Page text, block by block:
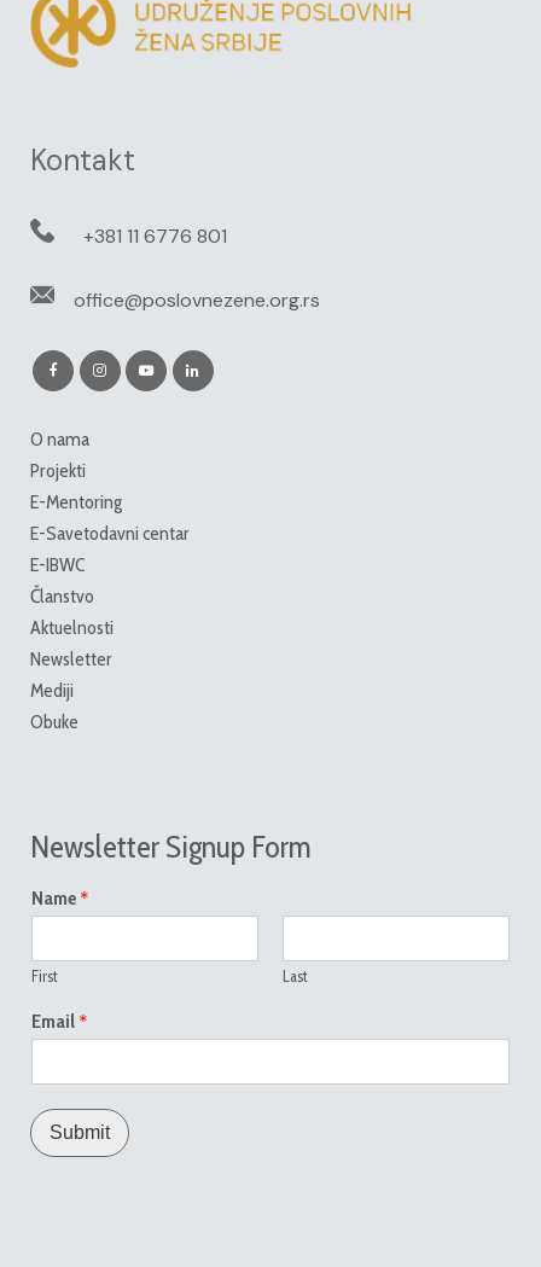
Kontakt
+381 11 6776 801
office@poslovnezene.org.rs
O nama
Projekti
E-Mentoring
E-Savetodavni centar
E-IBWC
Članstvo
Aktuelnosti
Newsletter
Mediji
Obuke
Newsletter Signup Form
Name *
First Last
Email *
Submit